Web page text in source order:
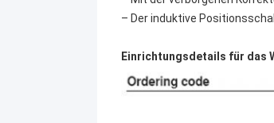
– Der induktive
Einrichtungsdetails für das